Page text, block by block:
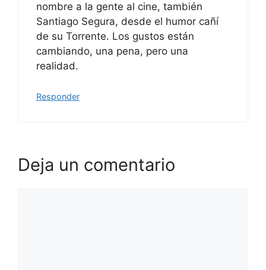
nombre a la gente al cine, también
Santiago Segura, desde el humor cañí
de su Torrente. Los gustos están
cambiando, una pena, pero una
realidad.
Responder
Deja un comentario